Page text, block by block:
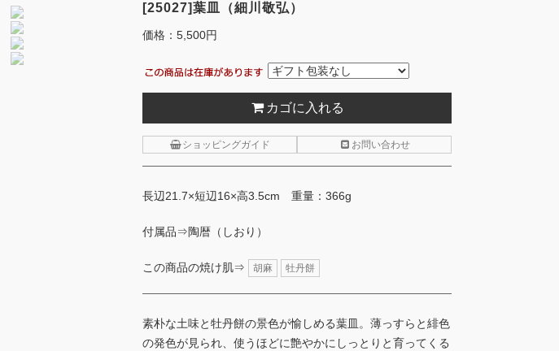
[25027]葉皿（細川敬弘）
価格： 5,500円
カゴに入れる
ショッピングガイド お問い合わせ
長辺21.7×短辺16×高3.5cm 重量：366g
付属品⇒陶暦（しおり）
この商品の焼け肌⇒ 胡麻 牡丹餅
素朴な土味と牡丹餅の景色が愉しめる葉皿。薄っすらと緋色
の発色が見られ、使うほどに艶やかにしっとりと育ってくる